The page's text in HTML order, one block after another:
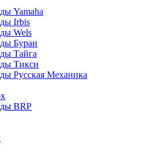
Yamaha
Irbis
Wels
Буран
Тайга
Тикси
Русская Механика
BRP